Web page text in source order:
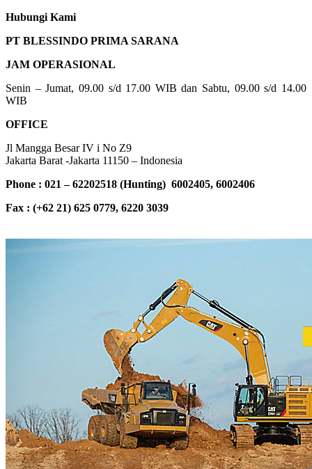
Hubungi Kami
PT BLESSINDO PRIMA SARANA
JAM OPERASIONAL
Senin – Jumat, 09.00 s/d 17.00 WIB dan Sabtu, 09.00 s/d 14.00
WIB
OFFICE
Jl Mangga Besar IV i No Z9
Jakarta Barat -Jakarta 11150 – Indonesia
Phone : 021 – 62202518 (Hunting) 6002405, 6002406
Fax : (+62 21) 625 0779, 6220 3039